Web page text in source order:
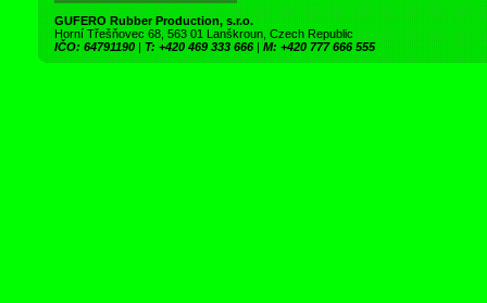
GUFERO Rubber Production, s.r.o.
Horní Třešňovec 68, 563 01 Lanškroun, Czech Republic
IČO: 64791190 | T: +420 469 333 666 | M: +420 777 666 555